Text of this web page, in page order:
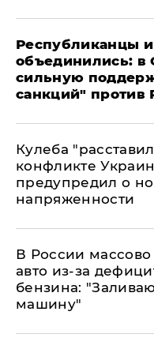
Республиканцы
объединились: в
сильную
санкций" против
Кулеба
конфликте
предупредил о
напряженности
В России
авто из-за
бензина:
машину"